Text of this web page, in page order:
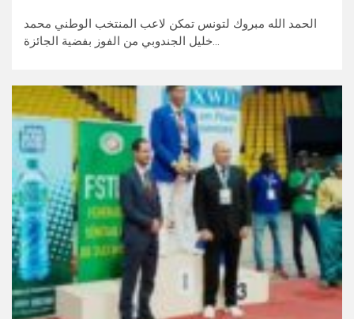
الحمد الله مبروك لتونس تمكن لاعب المنتخب الوطني محمد
خليل الجندوبي من الفوز بفضية الجائزة…